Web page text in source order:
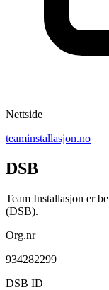
Nettside
teaminstallasjon.no
DSB
Team Installasjon er
(DSB).
Org.nr
934282299
DSB ID